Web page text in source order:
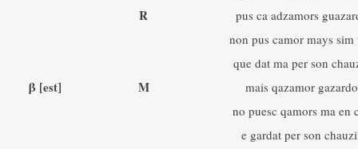
R
pus ca adzamors
non pus camor mays sim
que dat ma per son
β [est] M
mais qazamor
no puesc qamors ma en
e gardat per son